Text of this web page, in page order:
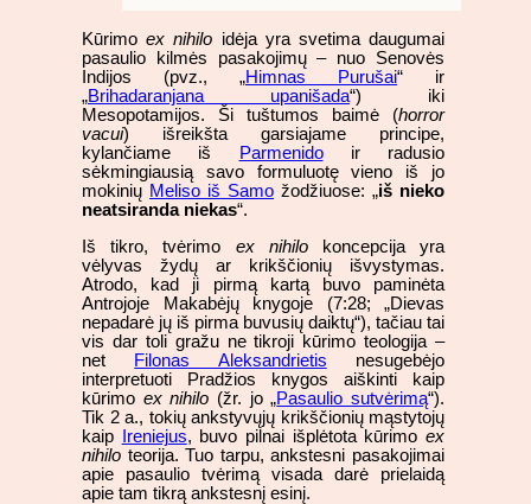
Kūrimoex nihilo idėja yra svetima daugumai
pasaulio kilmės pasakojimų – nuo Senovės
Indijos (pvz., „Himnas Purušai“ ir
„Brihadaranjana upanišada“) iki
Mesopotamijos. Ši tuštumos baimė (horror
vacui) išreikšta garsiajame principe,
kylančiame iš Parmenidoir radusio
sėkmingiausią savo formuluotę vieno iš jo
mokinių Meliso iš Samo žodžiuose: „iš nieko
neatsiranda niekas“.
Iš tikro, tvėrimo ex nihilokoncepcija yra
vėlyvas žydų ar krikščionių išvystymas.
Atrodo, kad ji pirmą kartą buvo paminėta
Antrojoje Makabėjų knygoje (7:28; „Dievas
nepadarė jų iš pirma buvusių daiktų“), tačiau tai
vis dar toli gražu ne tikroji kūrimo teologija –
net
Filonas Aleksandrietis nesugebėjo
interpretuoti Pradžios knygos aiškinti kaip
kūrimo ex nihilo (žr. jo „Pasaulio sutvėrimą“).
Tik 2 a., tokių ankstyvųjų krikščionių mąstytojų
kaip
Ireniejus, buvo pilnai išplėtota kūrimoex
nihilo teorija. Tuo tarpu, ankstesni pasakojimai
apie pasaulio tvėrimą visada darė prielaidą
apie tam tikrą ankstesnį esinį.